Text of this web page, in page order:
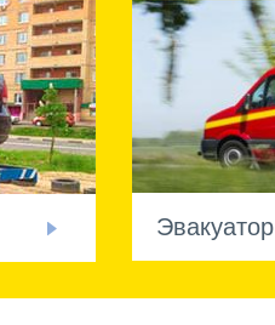
Эвакуатор